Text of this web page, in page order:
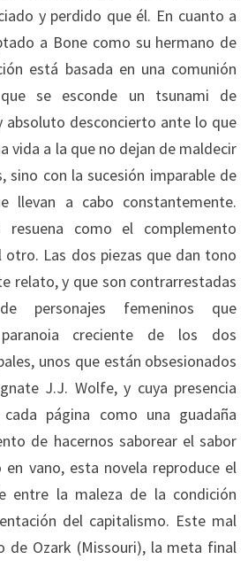
y perdido que él. En cuanto a
a Bone como su hermano de
está basada en una comunión
se esconde un tsunami de
absoluto desconcierto ante lo que
vida a la que no dejan de maldecir
sino con la sucesión imparable de
llevan a cabo constantemente.
como el complemento
otro. Las dos piezas que dan tono
relato, y que son contrarrestadas
personajes femeninos que
creciente de los dos
unos que están obsesionados
J.J. Wolfe, y cuya presencia
cada página como una guadaña
de hacernos saborear el sabor
vano, esta novela reproduce el
entre la maleza de la condición
del capitalismo. Este mal
de Ozark (Missouri), la meta final